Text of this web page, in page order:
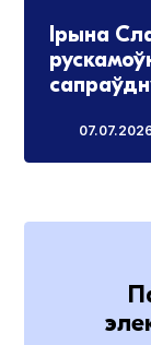
Ірына